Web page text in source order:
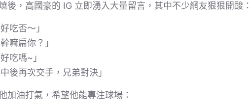
後，高國豪的 IG 立即湧入大量留言，其中不少網友狠狠開酸：
吃否～」
幹嘛扁你？」
吃嗎~」
中後再次交手，兄弟對決」
加油打氣，希望他能專注球場：